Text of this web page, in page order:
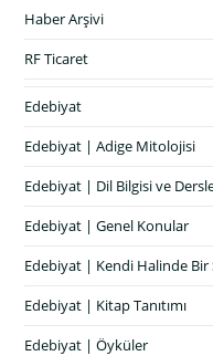
Haber Arşivi
RF Ticaret
Edebiyat
Edebiyat | Adige Mitolojisi
Edebiyat | Dil Bilgisi ve
Edebiyat | Genel Konular
Edebiyat | Kendi Halinde Bir
Edebiyat | Kitap Tanıtımı
Edebiyat | Öyküler